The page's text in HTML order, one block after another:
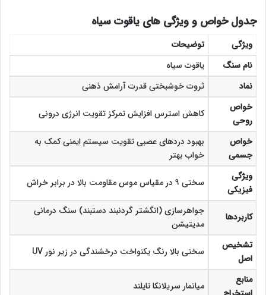
جدول خواص و ویژگی های یاقوت سیاه
ویژگی
توضیحات
نام سنگ
یاقوت سیاه
نماد
ثروت خوشبختی قدرت آرامش ذهنی
خواص
روحی
کاهش استرس افزایش تمرکز تقویت انرژی درونی
خواص
جسمی
بهبود دردهای عصبی تقویت سیستم ایمنی کمک به
خواب بهتر
ویژگی
فیزیکی
سختی ۹ در مقیاس موس مقاومت بالا در برابر خراش
کاربردها
جواهرسازی (انگشتر گردنبند دستبند) سنگ درمانی
مدیتیشن
تشخیص
اصل
سختی بالا رنگ یکنواخت درخشندگی در زیر نور UV
منابع
میانمار سریلانکا تایلند